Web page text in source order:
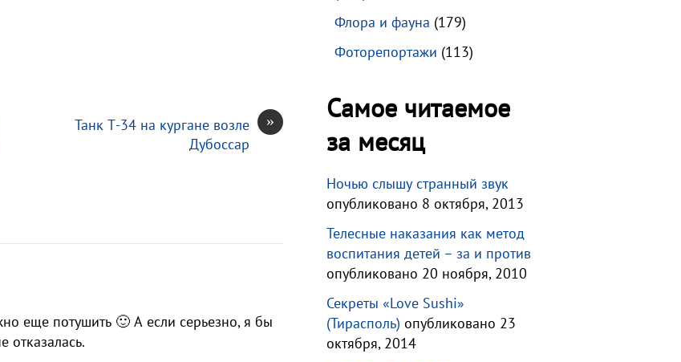
»
Танк Т-34 на кургане возле
Дубоссар
еще потушить 🙂 А если серьезно, я бы
отказалась.
Флора и фауна (179)
Фоторепортажи (113)
Самое читаемое
за месяц
Ночью слышу странный звук
опубликовано 8 октября, 2013
Телесные наказания как метод
воспитания детей – за и против
опубликовано 20 ноября, 2010
Секреты «Love Sushi»
(Тирасполь) опубликовано 23
октября, 2014